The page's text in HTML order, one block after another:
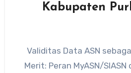
Kabupaten
Validitas Data ASN
Merit: Peran MyASN/